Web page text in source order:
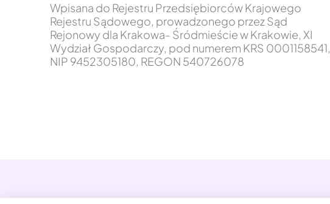
Wpisana do Rejestru Przedsiębiorców Krajowego
Rejestru Sądowego, prowadzonego przez Sąd
Rejonowy dla Krakowa- Śródmieście w Krakowie, XI
Wydział Gospodarczy, pod numerem KRS 0001158541,
NIP 9452305180, REGON 540726078